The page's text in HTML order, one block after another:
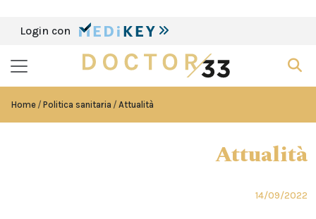
Login con
Home Politica sanitaria Attualità
Attualità
14/09/2022